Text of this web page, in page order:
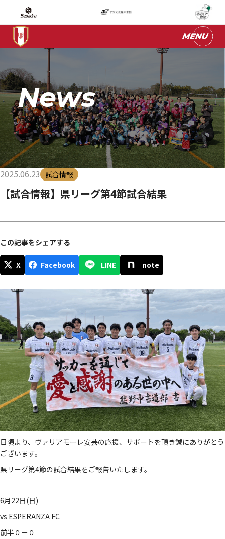
News
2025.06.23 試合情報
【試合情報】県リーグ第4節試合結果
この記事をシェアする
X Facebook LINE note
日頃より、ヴァリアモーレ安芸の応援、サポートを頂き誠にありがとう
ございます。
県リーグ第4節の試合結果をご報告いたします。
6月22日(日)
vs ESPERANZA FC
前半０－０